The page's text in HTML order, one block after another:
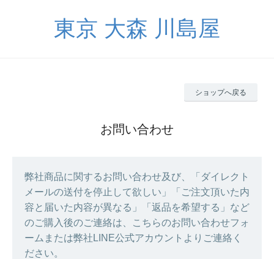
東京 大森 川島屋
ショップへ戻る
お問い合わせ
弊社商品に関するお問い合わせ及び、「ダイレクト
メールの送付を停止して欲しい」「ご注文頂いた内
容と届いた内容が異なる」「返品を希望する」など
のご購入後のご連絡は、こちらのお問い合わせフォ
ームまたは弊社LINE公式アカウントよりご連絡く
ださい。